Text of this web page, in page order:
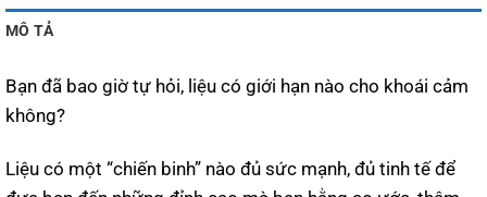
MÔ TẢ
Bạn đã bao giờ tự hỏi, liệu có giới hạn nào cho khoái cảm
không?
Liệu có một “chiến binh” nào đủ sức mạnh, đủ tinh tế để